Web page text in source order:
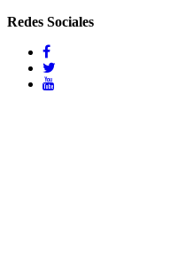
Redes Sociales